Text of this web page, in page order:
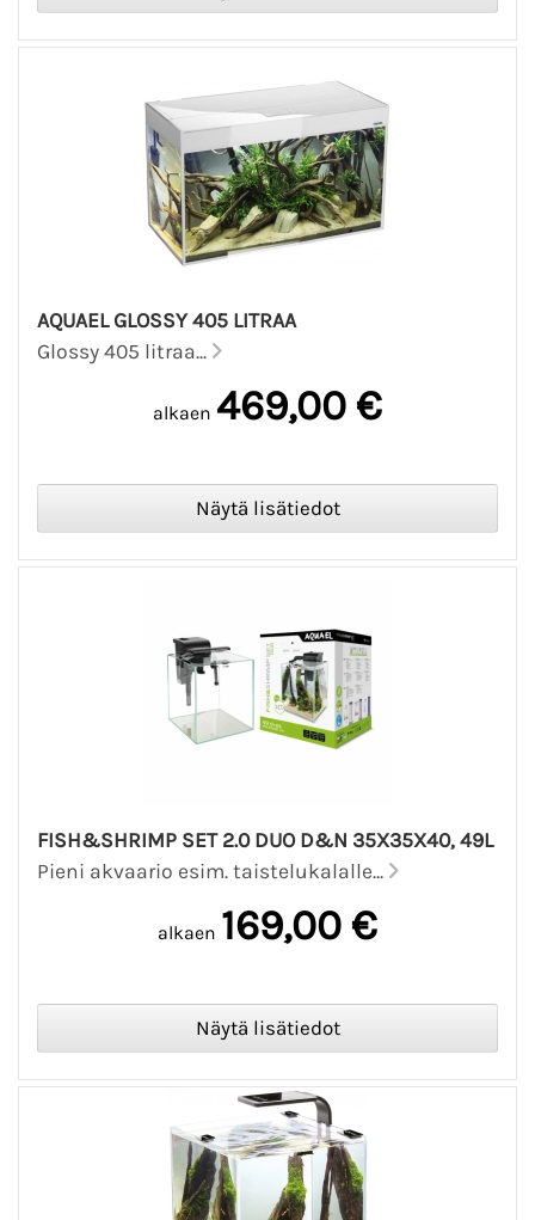
AQUAEL GLOSSY 405 LITRAA
Glossy 405 litraa...
alkaen 469,00 €
FISH&SHRIMP SET 2.0 DUO D&N 35X35X40, 49L
Pieni akvaario esim. taistelukalalle...
alkaen 169,00 €